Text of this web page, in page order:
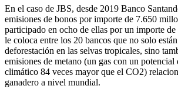
En el caso de JBS, desde 2019 Banco
emisiones de bonos por importe de 7.650
participado en ocho de ellas por un importe
le coloca entre los 20 bancos que no solo
deforestación en las selvas tropicales, sino
emisiones de metano (un gas con un potencial
climático 84 veces mayor que el CO2)
ganadero a nivel mundial.